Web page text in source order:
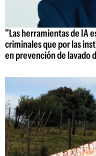
"Las herramientas de IA
criminales que por las
en prevención de lavado